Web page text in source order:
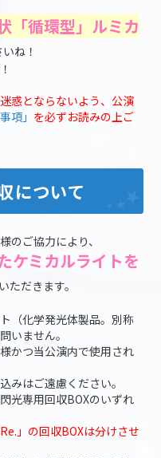
「循環型」ルミカ
ね！
惑とならないよう、公演
項」 を必ずお読みの上ご
について
のご協力により、
ケミカルライトを
ただきます。
（化学発光体製品。別称
いません。
かつ当公演内で使用され
みはご遠慮ください。
光専用回収BOXのいずれ
」の回収BOXは分けさせ